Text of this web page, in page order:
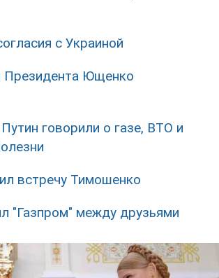
с Украиной
Президента Ющенко
говорили о газе, ВТО и
встречу Тимошенко
"Газпром" между друзьями